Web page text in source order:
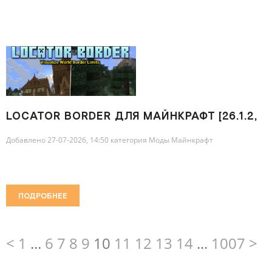
LOCATOR BORDER ДЛЯ МАЙНКРАФТ [26.1.2,
Добавлено 27-07-2026, 14:50 категория Моды Майнкрафт
ПОДРОБНЕЕ
< 1 ... 6 7 8 9 10 11 12 13 14 ... 1007 >